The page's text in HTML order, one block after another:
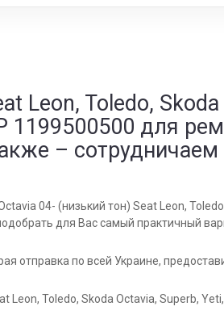
Leon, Toledo, Skoda
1199500500 для
– сотрудничаем
04- (низький тон) Seat Leon,
для Вас самый практичный
отправка по всей Украине,
Toledo, Skoda Octavia, Superb,